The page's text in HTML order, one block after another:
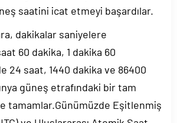
saatini icat etmeyi başardılar.
dakikalar saniyelere
60 dakika, 1 dakika 60
24 saat, 1440 dakika ve 86400
güneş etrafındaki bir tam
tamamlar.Günümüzde Eşitlenmiş